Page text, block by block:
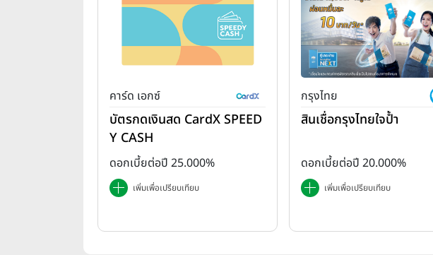
คาร์ด เอกซ์
บัตรกดเงินสด CardX SPEED
Y CASH
ดอกเบี้ยต่อปี 25.000%
เพิ่มเพื่อเปรียบเทียบ
กรุงไทย
สินเชื่อกรุงไทยใจป้ำ
ดอกเบี้ยต่อปี 20.000%
เพิ่มเพื่อเปรียบเทียบ